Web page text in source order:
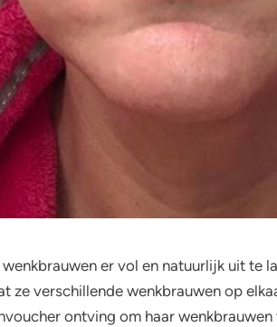
er vol en natuurlijk uit te
ze verschillende wenkbrauwen op
ontving om haar